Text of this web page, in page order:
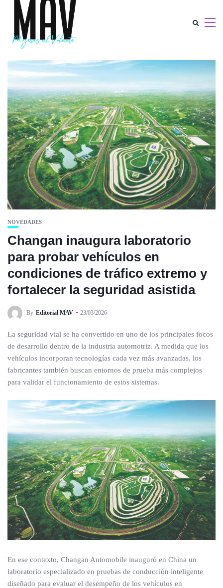
NOVEDADES
Changan inaugura laboratorio
para probar vehículos en
condiciones de tráfico extremo y
fortalecer la seguridad asistida
By Editorial MAV 23/03/2026
La seguridad vial se ha convertido en uno de los principales focos
de desarrollo dentro de la industria automotriz. A medida que los
vehículos incorporan tecnologías cada vez más avanzadas, los
fabricantes también buscan entornos de prueba más complejos
para validar el funcionamiento de estos sistemas.
En ese contexto, Changan Automobile inauguró en China un
laboratorio especializado en pruebas de conducción inteligente
diseñado para evaluar el desempeño de los vehículos en